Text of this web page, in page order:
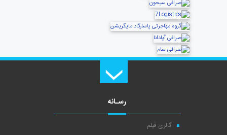
رسـانه
گالری فیلم